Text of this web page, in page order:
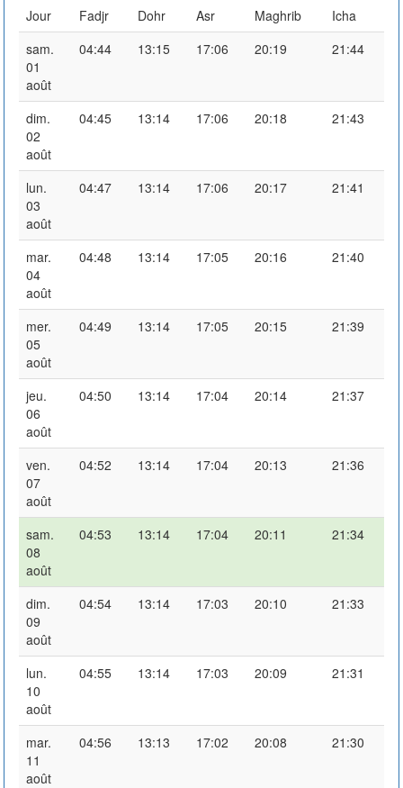
Jour Fadjr Dohr Asr Maghrib
Icha
sam.
01
août
04:44 13:15 17:06 20:19 21:44
dim.
02
août
04:45 13:14 17:06 20:18 21:43
lun.
03
août
04:47 13:14 17:06 20:17 21:41
mar.
04
août
04:48 13:14 17:05 20:16 21:40
mer.
05
août
04:49 13:14 17:05 20:15 21:39
jeu.
06
août
04:50 13:14 17:04 20:14 21:37
ven.
07
août
04:52 13:14 17:04 20:13 21:36
sam.
08
août
04:53 13:14 17:04 20:11 21:34
dim.
09
août
04:54 13:14 17:03 20:10 21:33
lun.
10
août
04:55 13:14 17:03 20:09 21:31
mar.
11
août
04:56 13:13 17:02 20:08 21:30